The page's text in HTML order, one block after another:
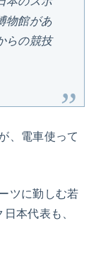
物館があ
らの競技
、電車使って
ツに勤しむ若
本代表も、